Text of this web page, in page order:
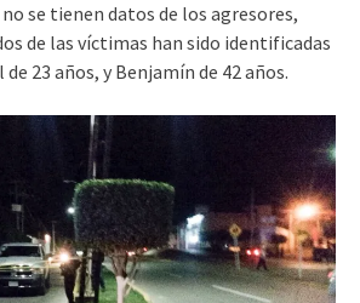
se tienen datos de los agresores,
de las víctimas han sido identificadas
de 23 años, y Benjamín de 42 años.